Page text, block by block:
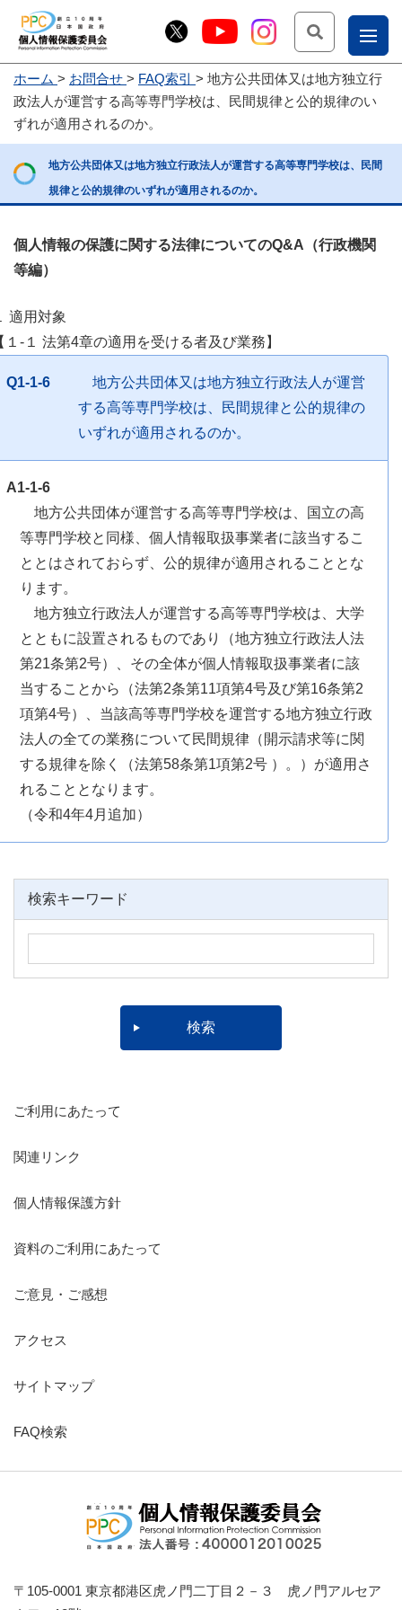
問
合
せ
こー
ー部
ホーム お問合せ FAQ索引
地方公共団体又は地方独立行
政法人が運営する高等専門学校は、民間規律と公的規律のい
ずれが適用されるのか。
地方公共団体又は地方独立行政法人が運営する高等専門学校は、民間
規律と公的規律のいずれが適用されるのか。
個人情報の保護に関する法律についてのQ&A（行政機関
等編）
適用対象
１-１ 法第4章の適用を受ける者及び業務】
Q1-1-6
地方公共団体又は地方独立行政法人が運営
する高等専門学校は、民間規律と公的規律の
いずれが適用されるのか。
A1-1-6
地方公共団体が運営する高等専門学校は、国立の高
等専門学校と同様、個人情報取扱事業者に該当するこ
ととはされておらず、公的規律が適用されることとな
ります。
地方独立行政法人が運営する高等専門学校は、大学
とともに設置されるものであり（地方独立行政法人法
第21条第2号）、その全体が個人情報取扱事業者に該
当することから（法第2条第11項第4号及び第16条第2
項第4号）、当該高等専門学校を運営する地方独立行政
法人の全ての業務について民間規律（開示請求等に関
する規律を除く（法第58条第1項第2号 ）。）が適用さ
れることとなります。
（令和4年4月追加）
検索キーワード
ご利用にあたって
関連リンク
個人情報保護方針
資料のご利用にあたって
ご意見・ご感想
アクセス
サイトマップ
FAQ検索
〒105-0001 東京都港区虎ノ門二丁目２－３ 虎ノ門アルセア